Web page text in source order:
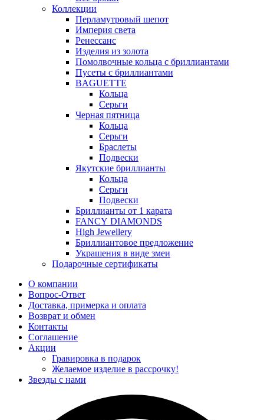
Коллекции
Перламутровый шепот
Империя света
Ренессанс
Изделия из золота
Помолвочные кольца с бриллиантами
Пусеты с бриллиантами
BAGUETTE
Кольца
Серьги
Черная пятница
Кольца
Серьги
Браслеты
Подвески
Якутские бриллианты
Кольца
Серьги
Подвески
Бриллианты от 1 карата
FANCY DIAMONDS
High Jewellery
Бриллиантовое предложение
Украшения в виде змеи
Подарочные сертификаты
О компании
Вопрос-Ответ
Доставка, примерка и оплата
Возврат и обмен
Контакты
Соглашение
Акции
Гравировка в подарок
Желаемое изделие в рассрочку!
Звезды с нами